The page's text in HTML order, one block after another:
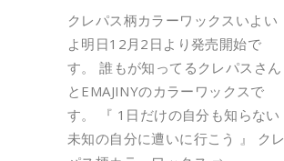
クレパス柄カラーワックスいよい
よ明日12月2日より発売開始で
す。 誰もが知ってるクレパスさん
とEMAJINYのカラーワックスで
す。 『 1日だけの自分も知らない
未知の自分に遭いに行こう 』 クレ